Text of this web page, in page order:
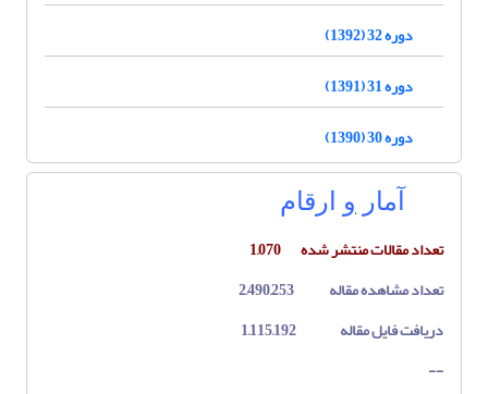
دوره 32 (1392)
دوره 31 (1391)
دوره 30 (1390)
مار و ارقام
تعداد مقالات منتشر شده 1,070
تعداد مشاهده مقاله 2,490,253
دریافت فایل مقاله 1,115,192
--